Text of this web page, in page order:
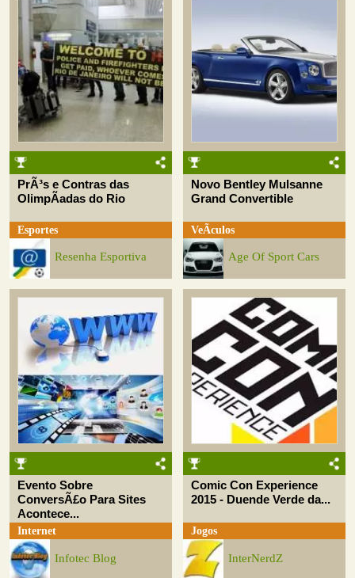
PrÃ³s e Contras das
OlimpÃ­adas do Rio
Esportes
Resenha Esportiva
Novo Bentley Mulsanne
Grand Convertible
VeÃ­culos
Age Of Sport Cars
Evento Sobre
ConversÃ£o Para Sites
Acontece...
Internet
Infotec Blog
Comic Con Experience
2015 - Duende Verde da...
Jogos
InterNerdZ